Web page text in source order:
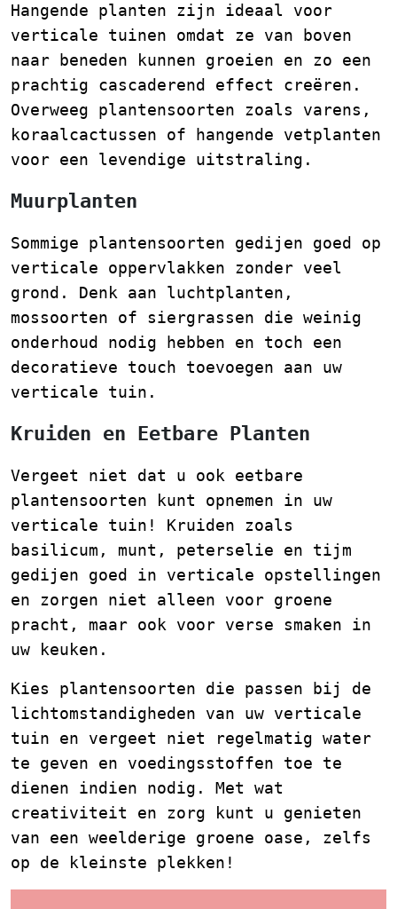
Hangende planten zijn ideaal voor
verticale tuinen omdat ze van boven
naar beneden kunnen groeien en zo een
prachtig cascaderend effect creëren.
Overweeg plantensoorten zoals varens,
koraalcactussen of hangende vetplanten
voor een levendige uitstraling.
Muurplanten
Sommige plantensoorten gedijen goed op
verticale oppervlakken zonder veel
grond. Denk aan luchtplanten,
mossoorten of siergrassen die weinig
onderhoud nodig hebben en toch een
decoratieve touch toevoegen aan uw
verticale tuin.
Kruiden en Eetbare Planten
Vergeet niet dat u ook eetbare
plantensoorten kunt opnemen in uw
verticale tuin! Kruiden zoals
basilicum, munt, peterselie en tijm
gedijen goed in verticale opstellingen
en zorgen niet alleen voor groene
pracht, maar ook voor verse smaken in
uw keuken.
Kies plantensoorten die passen bij de
lichtomstandigheden van uw verticale
tuin en vergeet niet regelmatig water
te geven en voedingsstoffen toe te
dienen indien nodig. Met wat
creativiteit en zorg kunt u genieten
van een weelderige groene oase, zelfs
op de kleinste plekken!